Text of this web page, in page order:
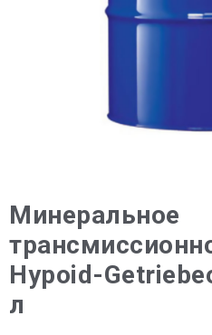
Минеральное
Hypoid-
л